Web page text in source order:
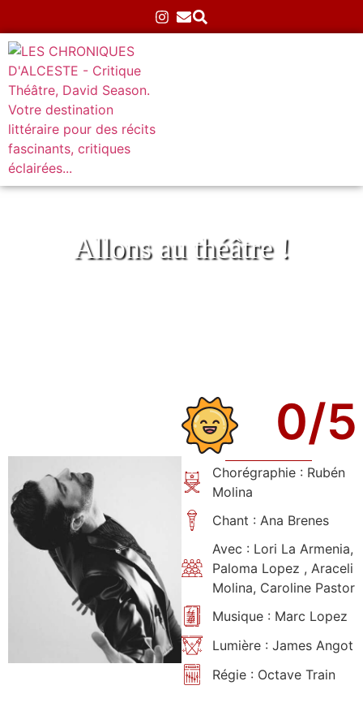
Allons au théâtre !
0/5
Chorégraphie : Rubén
Molina
Chant : Ana Brenes
Avec : Lori La Armenia,
Paloma Lopez , Araceli
Molina, Caroline Pastor
Musique : Marc Lopez
Lumière : James Angot
Régie : Octave Train